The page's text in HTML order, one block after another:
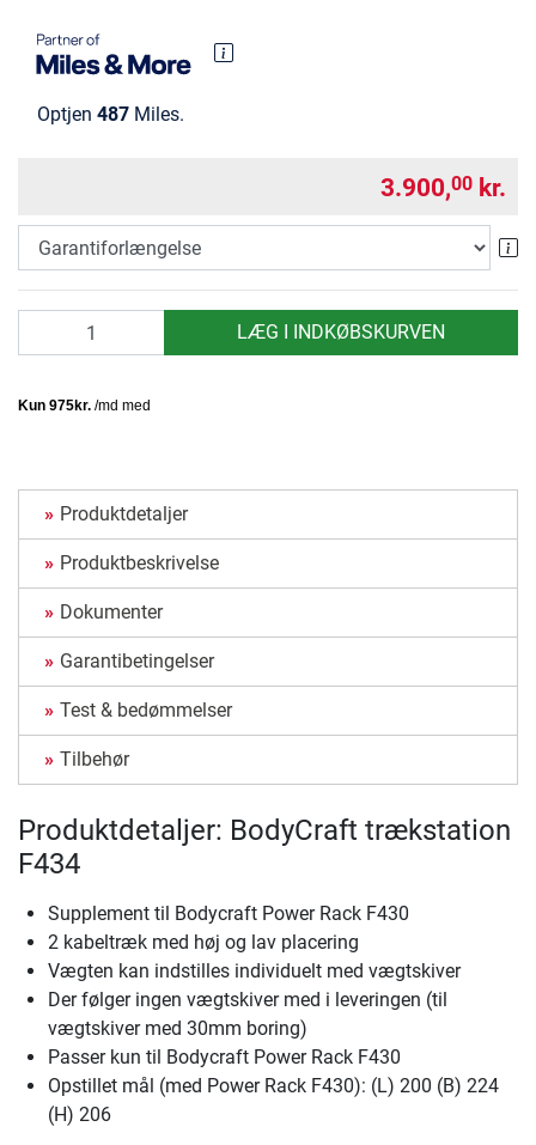
Optjen 487 Miles.
3.900,00 kr.
LÆG I INDKØBSKURVEN
Produktdetaljer
Produktbeskrivelse
Dokumenter
Garantibetingelser
Test & bedømmelser
Tilbehør
Produktdetaljer: BodyCraft trækstation
F434
Supplement til Bodycraft Power Rack F430
2 kabeltræk med høj og lav placering
Vægten kan indstilles individuelt med vægtskiver
Der følger ingen vægtskiver med i leveringen (til
vægtskiver med 30mm boring)
Passer kun til Bodycraft Power Rack F430
Opstillet mål (med Power Rack F430): (L) 200 (B) 224
(H) 206